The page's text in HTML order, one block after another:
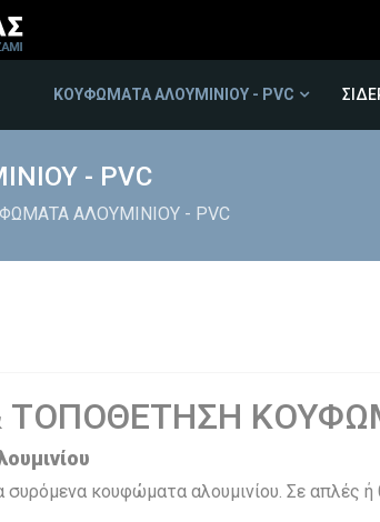
ΚΟΥΦΩΜΑΤΑ ΑΛΟΥΜΙΝΙΟΥ - PVC
- PVC
ΑΛΟΥΜΙΝΙΟΥ - PVC
ΤΟΠΟΘΕΤΗΣΗ
κουφώματα αλουμινίου. Σε απλές ή